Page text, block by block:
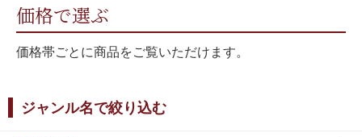
価格で選ぶ
価格帯ごとに商品をご覧いただけます。
ジャンル名で絞り込む